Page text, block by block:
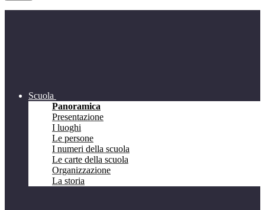
Scuola
Panoramica
Presentazione
I luoghi
Le persone
I numeri della scuola
Le carte della scuola
Organizzazione
La storia